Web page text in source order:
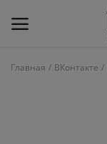
Главная ВКонтакте